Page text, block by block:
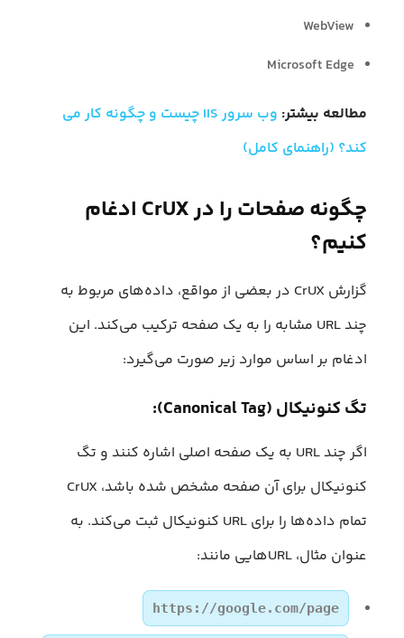
WebView
Microsoft Edge
مطالعه بیشتر:
وب سرور IIS چیست و چگونه کار می‌
کند؟ (راهنمای کامل)
چگونه صفحات را در CrUX ادغام
کنیم؟
گزارش CrUX در بعضی از مواقع، داده‌های مربوط به
چند URL مشابه را به یک صفحه ترکیب می‌کند. این
ادغام بر اساس موارد زیر صورت می‌گیرد:
تگ کنونیکال (Canonical Tag):
اگر چند URL به یک صفحه اصلی اشاره کنند و تگ
کنونیکال برای آن صفحه مشخص شده باشد، CrUX
تمام داده‌ها را برای URL کنونیکال ثبت می‌کند. به
عنوان مثال، URLهایی مانند:
https://google.com/page